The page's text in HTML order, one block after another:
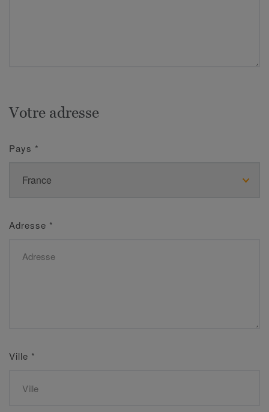
Votre adresse
Pays *
Adresse *
Ville *